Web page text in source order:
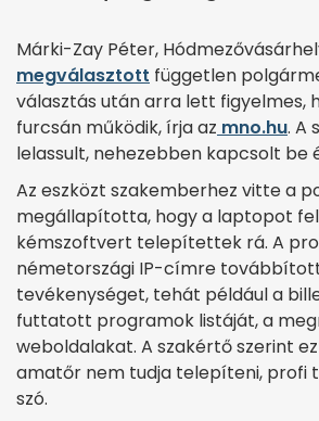
Márki-Zay Péter,
megválasztott független
választás után arra lett figyelmes,
furcsán működik, írja az mno.hu. A
lelassult, nehezebben kapcsolt be
Az eszközt szakemberhez vitte a
megállapította, hogy a laptopot
kémszoftvert telepítettek rá. A
németországi IP-címre
tevékenységet, tehát például a
futtatott programok listáját, a
weboldalakat. A szakértő szerint
amatőr nem tudja telepíteni, profi
szó.